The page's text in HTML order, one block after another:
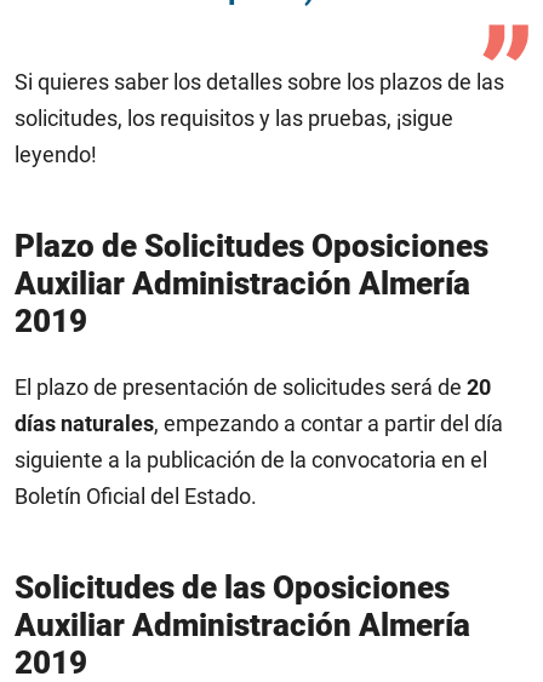
Si quieres saber los detalles sobre los plazos de las
solicitudes, los requisitos y las pruebas, ¡sigue
leyendo!
Plazo de Solicitudes Oposiciones
Auxiliar Administración Almería
2019
El plazo de presentación de solicitudes será de 20
días naturales, empezando a contar a partir del día
siguiente a la publicación de la convocatoria en el
Boletín Oficial del Estado.
Solicitudes de las Oposiciones
Auxiliar Administración Almería
2019